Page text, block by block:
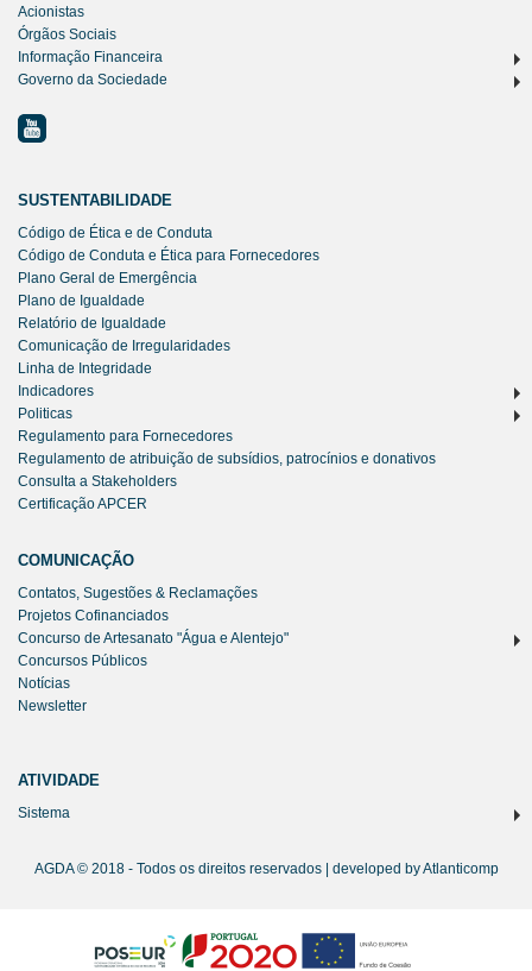
Acionistas
Órgãos Sociais
Informação Financeira
Governo da Sociedade
SUSTENTABILIDADE
Código de Ética e de Conduta
Código de Conduta e Ética para Fornecedores
Plano Geral de Emergência
Plano de Igualdade
Relatório de Igualdade
Comunicação de Irregularidades
Linha de Integridade
Indicadores
Politicas
Regulamento para Fornecedores
Regulamento de atribuição de subsídios, patrocínios e donativos
Consulta a Stakeholders
Certificação APCER
COMUNICAÇÃO
Contatos, Sugestões & Reclamações
Projetos Cofinanciados
Concurso de Artesanato "Água e Alentejo"
Concursos Públicos
Notícias
Newsletter
ATIVIDADE
Sistema
AGDA © 2018 - Todos os direitos reservados | developed byAtlanticomp